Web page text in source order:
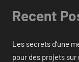
Recent
Les secrets d’une
pour des projets sur